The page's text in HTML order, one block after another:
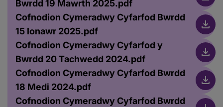
Bwrdd 19 Mawrth 2025.pdf
Cofnodion Cymeradwy Cyfarfod Bwrdd
15 Ionawr 2025.pdf
Cofnodion Cymeradwy Cyfarfod y
Bwrdd 20 Tachwedd 2024.pdf
Cofnodion Cymeradwy Cyfarfod Bwrdd
18 Medi 2024.pdf
Cofnodion Cymeradwy Cyfarfod Bwrdd